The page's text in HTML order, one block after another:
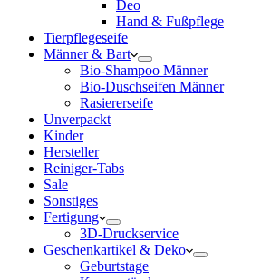
Deo
Hand & Fußpflege
Tierpflegeseife
Männer & Bart
Bio-Shampoo Männer
Bio-Duschseifen Männer
Rasiererseife
Unverpackt
Kinder
Hersteller
Reiniger-Tabs
Sale
Sonstiges
Fertigung
3D-Druckservice
Geschenkartikel & Deko
Geburtstage